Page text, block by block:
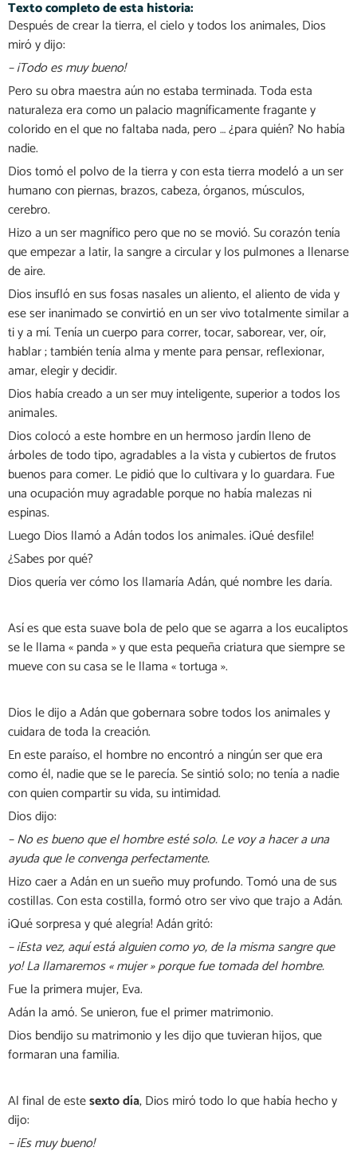
Texto completo de esta historia:​
Después de crear la tierra, el cielo y todos los animales, Dios
miró y dijo:
– ¡Todo es muy bueno!
Pero su obra maestra aún no estaba terminada. Toda esta
naturaleza era como un palacio magníficamente fragante y
colorido en el que no faltaba nada, pero … ¿para quién? No había
nadie.
Dios tomó el polvo de la tierra y con esta tierra modeló a un ser
humano con piernas, brazos, cabeza, órganos, músculos,
cerebro.
Hizo a un ser magnífico pero que no se movió. Su corazón tenía
que empezar a latir, la sangre a circular y los pulmones a llenarse
de aire.
Dios insufló en sus fosas nasales un aliento, el aliento de vida y
ese ser inanimado se convirtió en un ser vivo totalmente similar a
ti y a mí. Tenía un cuerpo para correr, tocar, saborear, ver, oír,
hablar ; también tenía alma y mente para pensar, reflexionar,
amar, elegir y decidir.
Dios había creado a un ser muy inteligente, superior a todos los
animales.
Dios colocó a este hombre en un hermoso jardín lleno de
árboles de todo tipo, agradables a la vista y cubiertos de frutos
buenos para comer. Le pidió que lo cultivara y lo guardara. Fue
una ocupación muy agradable porque no había malezas ni
espinas.
Luego Dios llamó a Adán todos los animales. ¡Qué desfile!
¿Sabes por qué?
Dios quería ver cómo los llamaría Adán, qué nombre les daría.
Así es que esta suave bola de pelo que se agarra a los eucaliptos
se le llama « panda » y que esta pequeña criatura que siempre se
mueve con su casa se le llama « tortuga ».
Dios le dijo a Adán que gobernara sobre todos los animales y
cuidara de toda la creación.
En este paraíso, el hombre no encontró a ningún ser que era
como él, nadie que se le parecía. Se sintió solo; no tenía a nadie
con quien compartir su vida, su intimidad.
Dios dijo:
– No es bueno que el hombre esté solo. Le voy a hacer a una
ayuda que le convenga perfectamente.
Hizo caer a Adán en un sueño muy profundo. Tomó una de sus
costillas. Con esta costilla, formó otro ser vivo que trajo a Adán.
¡Qué sorpresa y qué alegría! Adán gritó:
– ¡Esta vez, aquí está alguien como yo, de la misma sangre que
yo! La llamaremos « mujer » porque fue tomada del hombre.
Fue la primera mujer, Eva.
Adán la amó. Se unieron, fue el primer matrimonio.
Dios bendijo su matrimonio y les dijo que tuvieran hijos, que
formaran una familia.
Al final de estesexto día, Dios miró todo lo que había hecho y
dijo:
– ¡Es muy bueno!